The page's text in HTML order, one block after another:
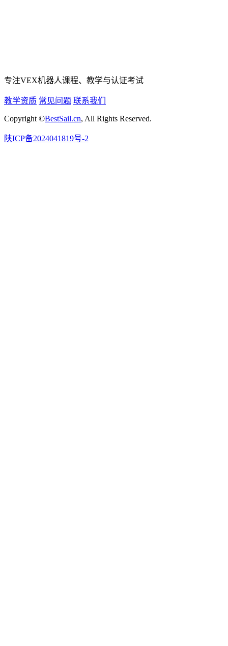
专注VEX机器人课程、教学与认证考试
教学资质 常见问题 联系我们
Copyright ©BestSail.cn, All Rights Reserved.
陕ICP备2024041819号-2